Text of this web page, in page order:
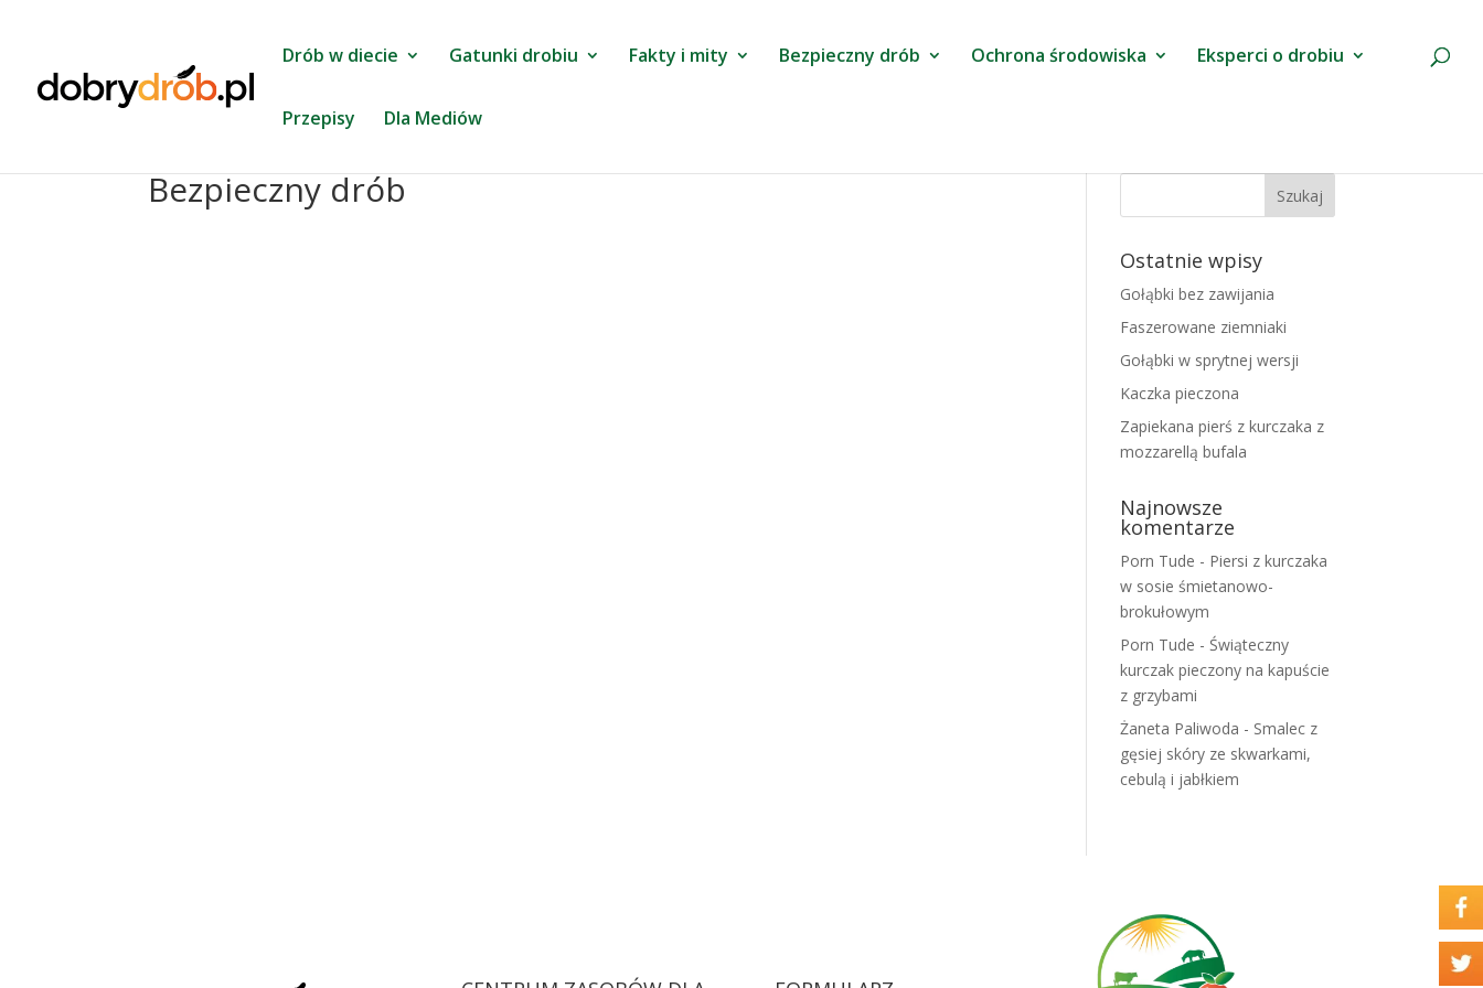
Drób w diecie Gatunki drobiu Fakty i mity Bezpieczny drób Ochrona środowiska Eksperci o drobiu
Przepisy Dla Mediów
Bezpieczny drób
Ostatnie wpisy
Gołąbki bez zawijania
Faszerowane ziemniaki
Gołąbki w sprytnej wersji
Kaczka pieczona
Zapiekana pierś z kurczaka z
mozzarellą bufala
Najnowsze
komentarze
Porn Tude - Piersi z kurczaka
w sosie śmietanowo-
brokułowym
Porn Tude -Świąteczny
kurczak pieczony na kapuście
z grzybami
Żaneta Paliwoda - Smalec z
gęsiej skóry ze skwarkami,
cebulą i jabłkiem